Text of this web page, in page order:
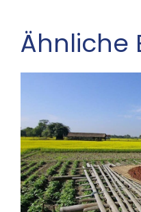
Ähnliche